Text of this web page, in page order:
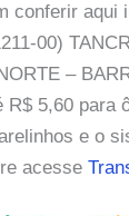
conferir aqui
00)
–
R$ 5,60 para
e o
acesse